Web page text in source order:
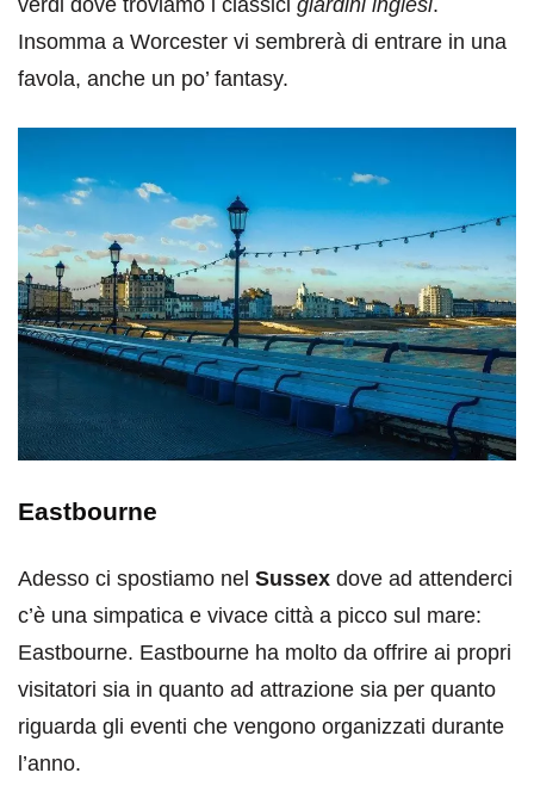
Insomma a Worcester vi sembrerà di entrare in una
favola, anche un po’ fantasy.
Eastbourne
Adesso ci spostiamo nel Sussex dove ad attenderci
c’è una simpatica e vivace città a picco sul mare:
Eastbourne. Eastbourne ha molto da offrire ai propri
visitatori sia in quanto ad attrazione sia per quanto
riguarda gli eventi che vengono organizzati durante
l’anno.